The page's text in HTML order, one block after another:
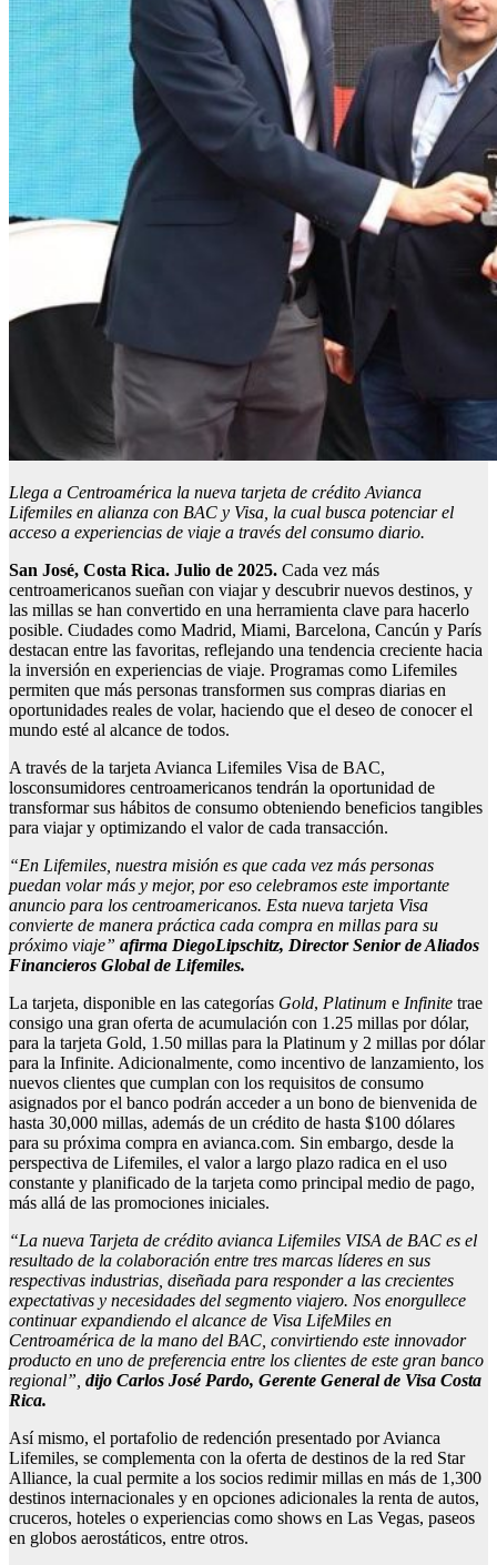
Llega a Centroamérica la nueva tarjeta de crédito Avianca
Lifemiles en alianza con BAC y Visa, la cual busca potenciar el
acceso a experiencias de viaje a través del consumo diario.
San José, Costa Rica. Julio de 2025. Cada vez más
centroamericanos sueñan con viajar y descubrir nuevos destinos, y
las millas se han convertido en una herramienta clave para hacerlo
posible. Ciudades como Madrid, Miami, Barcelona, Cancún y París
destacan entre las favoritas, reflejando una tendencia creciente hacia
la inversión en experiencias de viaje. Programas como Lifemiles
permiten que más personas transformen sus compras diarias en
oportunidades reales de volar, haciendo que el deseo de conocer el
mundo esté al alcance de todos.
A través de la tarjeta Avianca Lifemiles Visa de BAC,
losconsumidores centroamericanos tendrán la oportunidad de
transformar sus hábitos de consumo obteniendo beneficios tangibles
para viajar y optimizando el valor de cada transacción.
“En Lifemiles, nuestra misión es que cada vez más personas
puedan volar más y mejor, por eso celebramos este importante
anuncio para los centroamericanos. Esta nueva tarjeta Visa
convierte de manera práctica cada compra en millas para su
próximo viaje” afirma DiegoLipschitz, Director Senior de Aliados
Financieros Global de Lifemiles.
La tarjeta, disponible en las categorías Gold, Platinum e Infinite trae
consigo una gran oferta de acumulación con 1.25 millas por dólar,
para la tarjeta Gold, 1.50 millas para la Platinum y 2 millas por dólar
para la Infinite. Adicionalmente, como incentivo de lanzamiento, los
nuevos clientes que cumplan con los requisitos de consumo
asignados por el banco podrán acceder a un bono de bienvenida de
hasta 30,000 millas, además de un crédito de hasta $100 dólares
para su próxima compra en avianca.com. Sin embargo, desde la
perspectiva de Lifemiles, el valor a largo plazo radica en el uso
constante y planificado de la tarjeta como principal medio de pago,
más allá de las promociones iniciales.
“La nueva Tarjeta de crédito avianca Lifemiles VISA de BAC es el
resultado de la colaboración entre tres marcas líderes en sus
respectivas industrias, diseñada para responder a las crecientes
expectativas y necesidades del segmento viajero. Nos enorgullece
continuar expandiendo el alcance de Visa LifeMiles en
Centroamérica de la mano del BAC, convirtiendo este innovador
producto en uno de preferencia entre los clientes de este gran banco
regional”, dijo Carlos José Pardo, Gerente General de Visa Costa
Rica.
Así mismo, el portafolio de redención presentado por Avianca
Lifemiles, se complementa con la oferta de destinos de la red Star
Alliance, la cual permite a los socios redimir millas en más de 1,300
destinos internacionales y en opciones adicionales la renta de autos,
cruceros, hoteles o experiencias como shows en Las Vegas, paseos
en globos aerostáticos, entre otros.